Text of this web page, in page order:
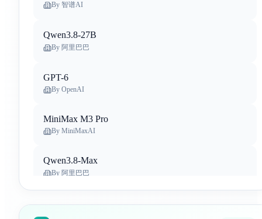
By 智谱AI
Qwen3.8-27B
By 阿里巴巴
GPT-6
By OpenAI
MiniMax M3 Pro
By MiniMaxAI
Qwen3.8-Max
By 阿里巴巴
Claude Opus 5